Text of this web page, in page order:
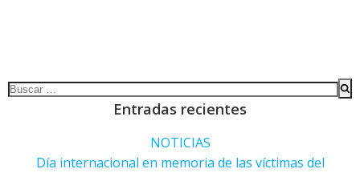
Buscar:
Entradas recientes
NOTICIAS
Día internacional en memoria de las víctimas del